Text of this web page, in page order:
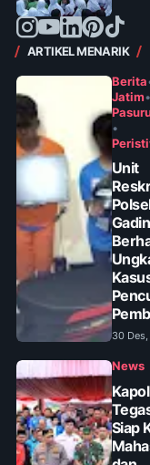
ARTIKEL MENARIK
Berita
Jatim•
•
Unit
30
News
Siap